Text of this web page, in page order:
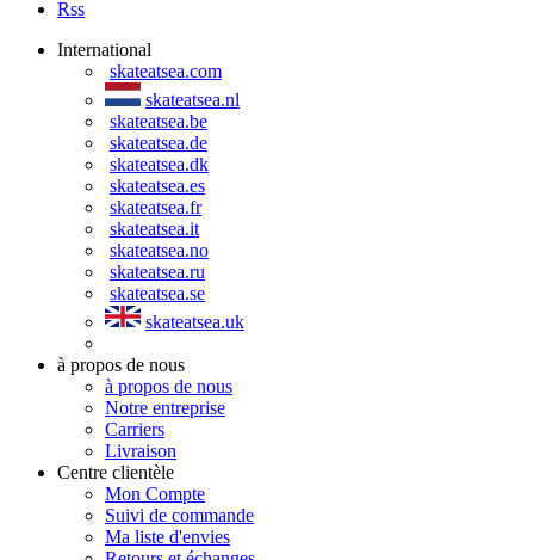
Rss
International
skateatsea.com
skateatsea.nl
skateatsea.be
skateatsea.de
skateatsea.dk
skateatsea.es
skateatsea.fr
skateatsea.it
skateatsea.no
skateatsea.ru
skateatsea.se
skateatsea.uk
à propos de nous
à propos de nous
Notre entreprise
Carriers
Livraison
Centre clientèle
Mon Compte
Suivi de commande
Ma liste d'envies